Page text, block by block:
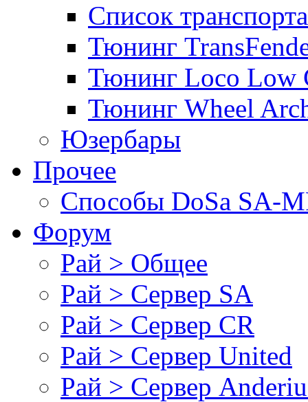
Список транспорта
Тюнинг
Тюнинг Loco Low
Тюнинг Wheel
Юзербары
Прочее
Cпособы DoSа SA-
Форум
Рай > Общее
Рай > Сервер SA
Рай > Сервер CR
Рай > Сервер United
Рай > Сервер